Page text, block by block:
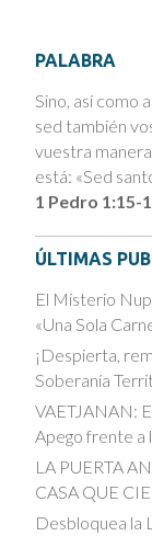
PALABRA
Sino, así como
sed también
vuestra
está: «Sed
1 Pedro 1:15-
ÚLTIMAS
El Misterio
«Una Sola
¡Despierta,
Soberanía
VAETJANAN:
Apego frente a
LA PUERTA
CASA QUE
Desbloquea la